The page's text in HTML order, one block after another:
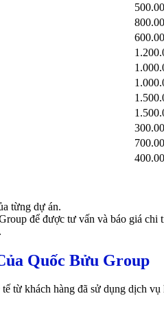
từng dự án.
để được tư vấn và báo giá chi
Quốc Bửu Group
từ khách hàng đã sử dụng dịch